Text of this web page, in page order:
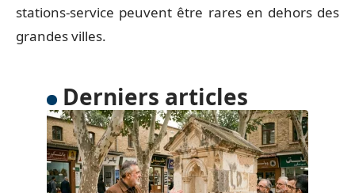
stations-service peuvent être rares en dehors des
grandes villes.
Derniers articles